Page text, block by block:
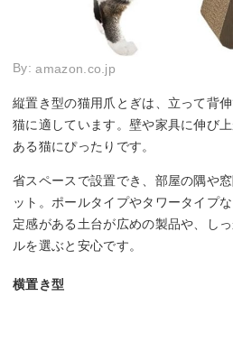
By:amazon.co.jp
縦置き型の猫用爪とぎは、立って背
猫に適しています。壁や家具に伸び
ある猫にぴったりです。
省スペースで設置でき、部屋の隅や
ット。ポールタイプやタワータイプ
定感がある土台が広めの製品や、し
ルを選ぶと安心です。
横置き型